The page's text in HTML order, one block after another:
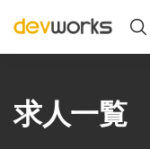
求人一覧